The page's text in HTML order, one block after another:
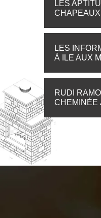
LES
LES
À ILE AUX
RUDI
CHEMINÉE